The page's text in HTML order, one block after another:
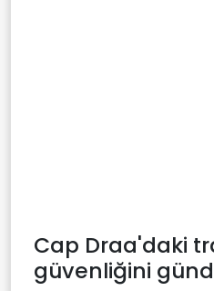
Cap Draa'daki
güvenliğini